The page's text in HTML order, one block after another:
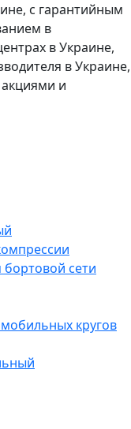
с гарантийным
в
в Украине,
в Украине,
и
сети
кругов